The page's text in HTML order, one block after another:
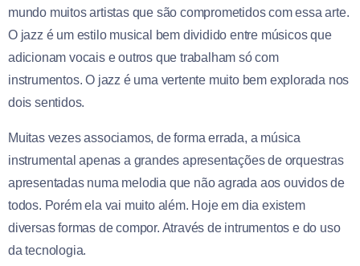
mundo muitos artistas que são comprometidos com essa arte.
O jazz é um estilo musical bem dividido entre músicos que
adicionam vocais e outros que trabalham só com
instrumentos. O jazz é uma vertente muito bem explorada nos
dois sentidos.
Muitas vezes associamos, de forma errada, a música
instrumental apenas a grandes apresentações de orquestras
apresentadas numa melodia que não agrada aos ouvidos de
todos. Porém ela vai muito além. Hoje em dia existem
diversas formas de compor. Através de intrumentos e do uso
da tecnologia.